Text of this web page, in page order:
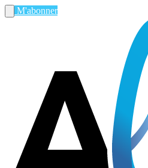
M'abonner